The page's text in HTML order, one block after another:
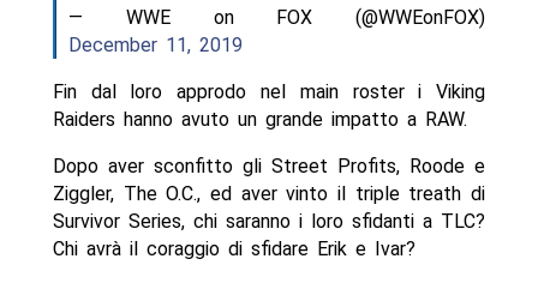
— WWE on FOX (@WWEonFOX)
December 11, 2019
Fin dal loro approdo nel main roster i Viking
Raiders hanno avuto un grande impatto a RAW.
Dopo aver sconfitto gli Street Profits, Roode e
Ziggler, The O.C., ed aver vinto il triple treath di
Survivor Series, chi saranno i loro sfidanti a TLC?
Chi avrà il coraggio di sfidare Erik e Ivar?